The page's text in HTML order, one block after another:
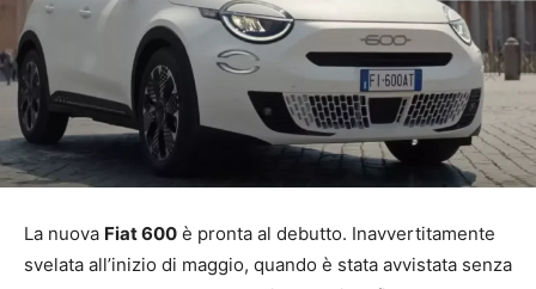
La nuova Fiat 600 è pronta al debutto. Inavvertitamente
svelata all’inizio di maggio, quando è stata avvistata senza